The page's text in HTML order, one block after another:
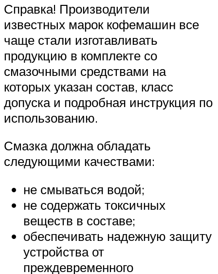
Справка! Производители
известных марок кофемашин все
чаще стали изготавливать
продукцию в комплекте со
смазочными средствами на
которых указан состав, класс
допуска и подробная инструкция по
использованию.
Смазка должна обладать
следующими качествами:
не смываться водой;
не содержать токсичных
веществ в составе;
обеспечивать надежную защиту
устройства от
преждевременного